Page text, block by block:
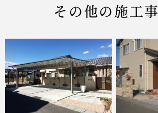
その他の施工